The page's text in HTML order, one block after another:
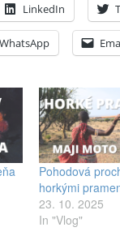
LinkedIn
WhatsApp
Pohodová
horkými
23. 10. 2025
In "Vlog"